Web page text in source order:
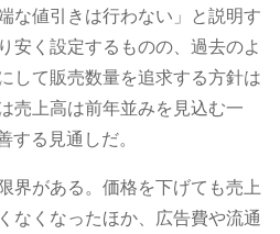
な値引きは行わない」と説明す
安く設定するものの、過去のよ
して販売数量を追求する方針は
売上高は前年並みを見込む一
る見通しだ。
界がある。価格を下げても売上
なくなったほか、広告費や流通